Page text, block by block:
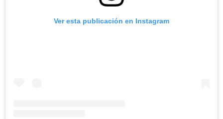
Ver esta publicación en Instagram